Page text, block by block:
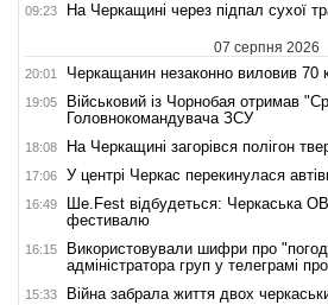
09:23 На Черкащині через підпал сухої
07 серпня 2026
20:01 Черкащанин незаконно виловив 70
19:05
Військовий із Чорнобая отримав
Головнокомандувача ЗСУ
18:08 На Черкащині загорівся полігон
17:06 У центрі Черкас перекинулася
16:49
Ше.Fest відбудеться: Черкаська
фестивалю
16:15
Використовували шифри про
адміністратора груп у телеграмі
15:33 Війна забрала життя двох